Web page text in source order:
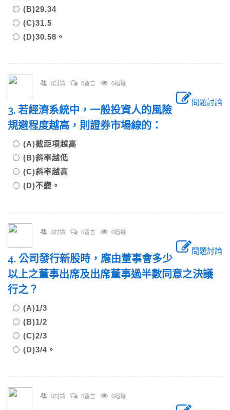
(B)29.34
(C)31.5
(D)30.58。
0討論 0留言 0追蹤
問題討論
3. 若經濟系統中，一般投資人的風險
規避程度越高，則證券市場線的：
(A)截距項越高
(B)斜率越低
(C)斜率越高
(D)不變。
0討論 0留言 0追蹤
問題討論
4. 公司發行新股時，應由董事會多少
以上之董事出席及出席董事過半數同意之決議
行之？
(A)1/3
(B)1/2
(C)2/3
(D)3/4。
0討論 0留言 0追蹤